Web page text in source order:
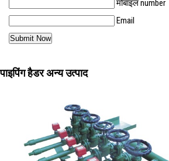
मोबाइल number
Email
पाइपिंग हैडर अन्य उत्पाद